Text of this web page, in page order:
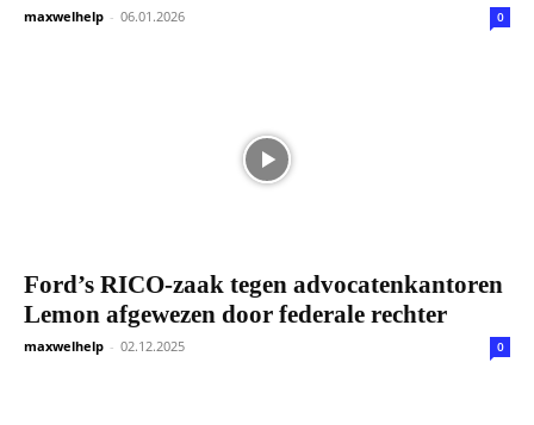
maxwelhelp - 06.01.2026 0
Ford’s RICO-zaak tegen advocatenkantoren
Lemon afgewezen door federale rechter
maxwelhelp - 02.12.2025 0